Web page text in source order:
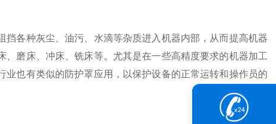
各种灰尘、油污、水滴等杂质进入机器内部，从而提高机器
磨床、冲床、铣床等。尤其是在一些高精度要求的机器加工
也有类似的防护罩应用，以保护设备的正常运转和操作员的